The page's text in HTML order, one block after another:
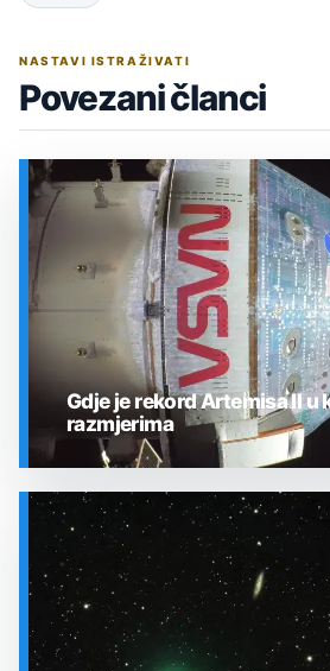
NASTAVI ISTRAŽIVATI
Povezani članci
SVEMIR
Gdje je rekord Artemisa II u
razmjerima